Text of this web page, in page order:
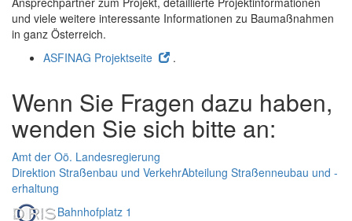
und viele weitere interessante Informationen zu Baumaßnahmen
in ganz Österreich.
ASFINAG Projektseite
.
Wenn Sie Fragen dazu haben,
wenden Sie sich bitte an:
Amt der Oö. Landesregierung
Direktion Straßenbau und VerkehrAbteilung Straßenneubau und -
erhaltung
Bahnhofplatz 1